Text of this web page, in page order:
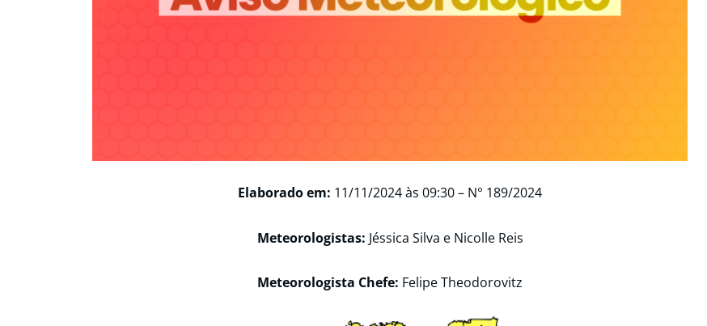
Elaborado em: 11/11/2024 às 09:30 – N° 189/2024
Meteorologistas: Jéssica Silva e Nicolle Reis
Meteorologista Chefe: Felipe Theodorovitz